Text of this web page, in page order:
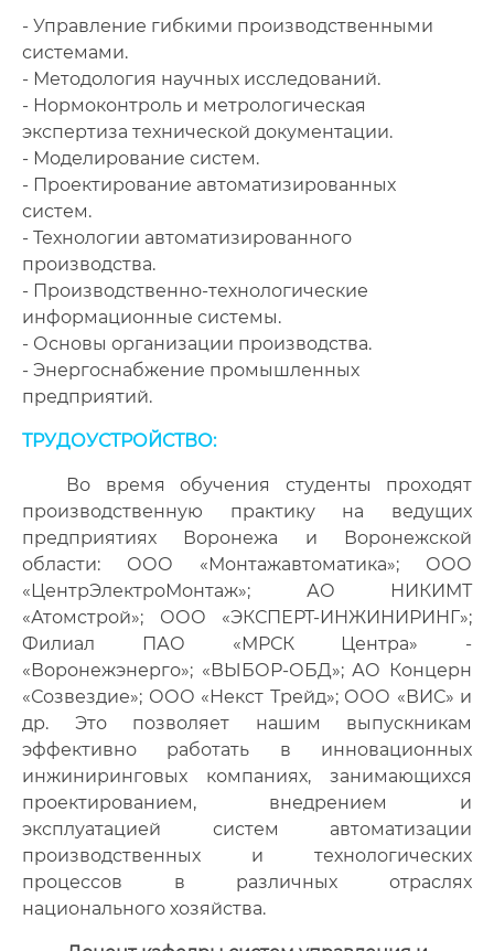
- Управление гибкими производственными
системами.
- Методология научных исследований.
- Нормоконтроль и метрологическая
экспертиза технической документации.
- Моделирование систем.
- Проектирование автоматизированных
систем.
- Технологии автоматизированного
производства.
- Производственно-технологические
информационные системы.
- Основы организации производства.
- Энергоснабжение промышленных
предприятий.
ТРУДОУСТРОЙСТВО:
Во время обучения студенты проходят
производственную практику на ведущих
предприятиях Воронежа и Воронежской
области: ООО «Монтажавтоматика»; ООО
«ЦентрЭлектроМонтаж»; АО НИКИМТ
«Атомстрой»; ООО «ЭКСПЕРТ-ИНЖИНИРИНГ»;
Филиал ПАО «МРСК Центра» -
«Воронежэнерго»; «ВЫБОР-ОБД»; АО Концерн
«Созвездие»; ООО «Некст Трейд»; ООО «ВИС» и
др. Это позволяет нашим выпускникам
эффективно работать в инновационных
инжиниринговых компаниях, занимающихся
проектированием, внедрением и
эксплуатацией систем автоматизации
производственных и технологических
процессов в различных отраслях
национального хозяйства.